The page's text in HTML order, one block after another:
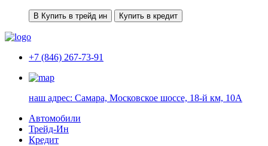
В Купить в трейд ин Купить в кредит
+7 (846) 267-73-91
наш адрес: Самара, Московское шоссе, 18-й км, 10А
Автомобили
Трейд-Ин
Кредит